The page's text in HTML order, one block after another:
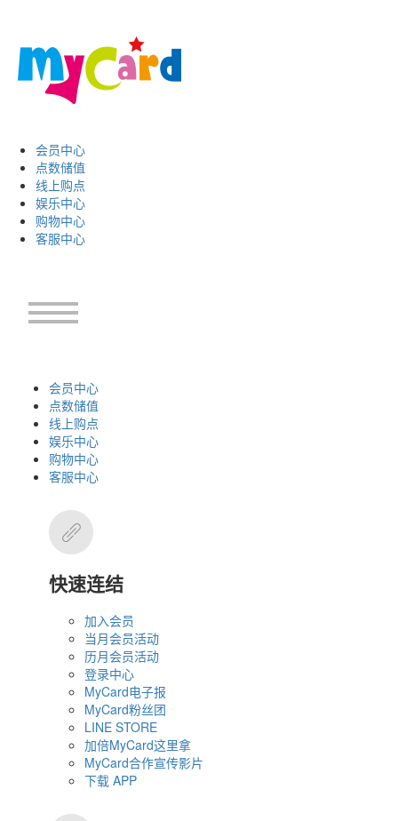
会员中心
点数储值
线上购点
娱乐中心
购物中心
客服中心
会员中心
点数储值
线上购点
娱乐中心
购物中心
客服中心
快速连结
加入会员
当月会员活动
历月会员活动
登录中心
MyCard电子报
MyCard粉丝团
LINE STORE
加倍MyCard这里拿
MyCard合作宣传影片
下载 APP